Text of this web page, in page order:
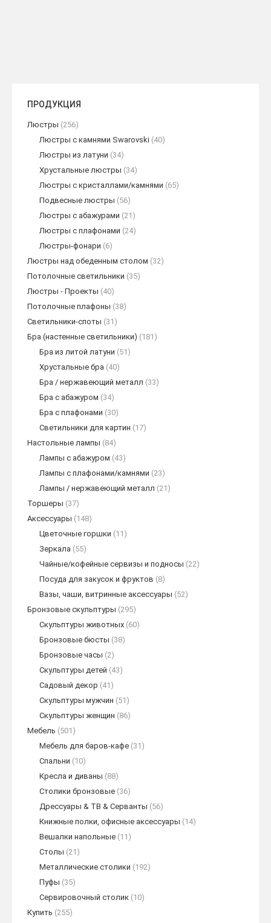
ПРОДУКЦИЯ
Люстры (256)
Люстры с камнями Swarovski (40)
Люстры из латуни (34)
Хрустальные люстры (34)
Люстры с кристаллами/камнями (65)
Подвесные люстры (56)
Люстры с абажурами (21)
Люстры с плафонами (24)
Люстры-фонари (6)
Люстры над обеденным столом (32)
Потолочные светильники (35)
Люстры - Проекты (40)
Потолочные плафоны (38)
Светильники-споты (31)
Бра (настенные светильники) (181)
Бра из литой латуни (51)
Хрустальные бра (40)
Бра / нержавеющий металл (33)
Бра с абажуром (34)
Бра с плафонами (30)
Светильники для картин (17)
Настольные лампы (84)
Лампы с абажуром (43)
Лампы с плафонами/камнями (23)
Лампы / нержавеющий металл (21)
Торшеры (37)
Аксессуары (148)
Цветочные горшки (11)
Зеркала (55)
Чайные/кофейные сервизы и подносы (22)
Посуда для закусок и фруктов (8)
Вазы, чаши, витринные аксессуары (52)
Бронзовые скульптуры (295)
Скульптуры животных (60)
Бронзовые бюсты (38)
Бронзовые часы (2)
Скульптуры детей (43)
Садовый декор (41)
Скульптуры мужчин (51)
Скульптуры женщин (86)
Мебель (501)
Мебель для баров-кафе (31)
Спальни (10)
Кресла и диваны (88)
Столики бронзовые (36)
Дрессуары & ТВ & Серванты (56)
Книжные полки, офисные аксессуары (14)
Вешалки напольные (11)
Столы (21)
Металлические столики (192)
Пуфы (35)
Сервировочный столик (10)
Купить (255)